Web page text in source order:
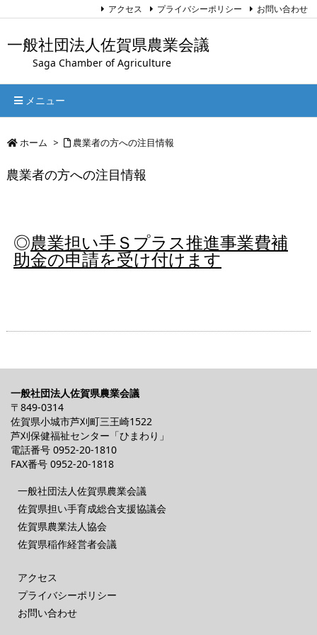
一般社団法人佐賀県農業会議
Saga Chamber of Agriculture
メニュー
アクセス プライバシーポリシー お問い合わせ
ホーム > 農業者の方への注目情報
農業者の方への注目情報
◎農業担い手Ｓプラス推進事業費補
助金の申請を受け付けます
一般社団法人佐賀県農業会議
〒849-0314
佐賀県小城市芦刈町三王崎1522
芦刈保健福祉センター「ひまわり」
電話番号 0952-20-1810
FAX番号 0952-20-1818
一般社団法人佐賀県農業会議
佐賀県担い手育成総合支援協議会
佐賀県農業法人協会
佐賀県稲作経営者会議
アクセス
プライバシーポリシー
お問い合わせ